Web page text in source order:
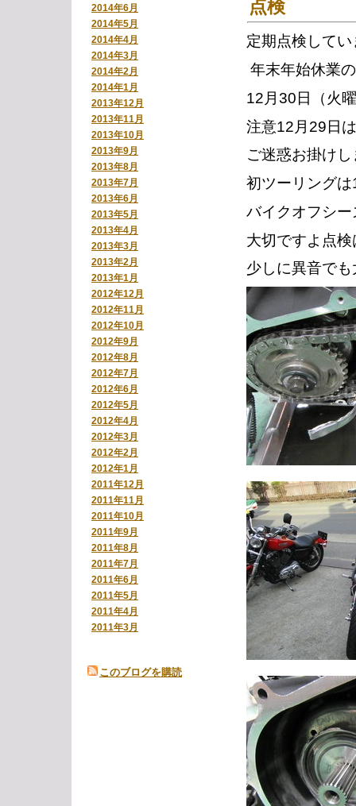
2014年6月
2014年5月
2014年4月
2014年3月
2014年2月
2014年1月
2013年12月
2013年11月
2013年10月
2013年9月
2013年8月
2013年7月
2013年6月
2013年5月
2013年4月
2013年3月
2013年2月
2013年1月
2012年12月
2012年11月
2012年10月
2012年9月
2012年8月
2012年7月
2012年6月
2012年5月
2012年4月
2012年3月
2012年2月
2012年1月
2011年12月
2011年11月
2011年10月
2011年9月
2011年8月
2011年7月
2011年6月
2011年5月
2011年4月
2011年3月
このブログを購読
点検
定期点検して
年末年始休業
12月30日（火
注意12月29日
ご迷惑お掛け
初ツーリング
バイクオフシ
大切ですよ点検
少しに異音で